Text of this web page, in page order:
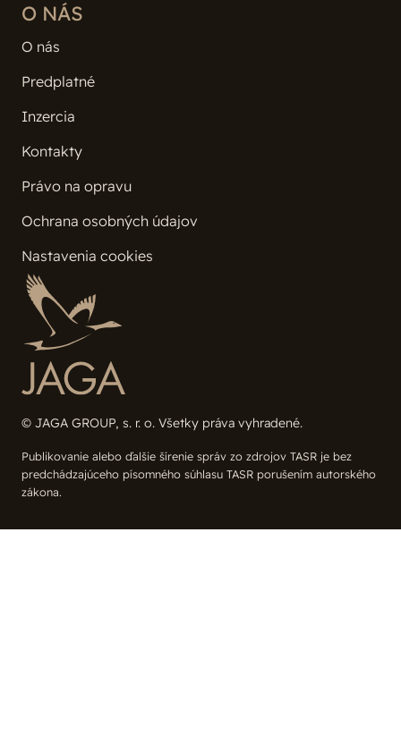
© JAGA GROUP, s. r. o. Všetky práva vyhradené.
Publikovanie alebo ďalšie šírenie správ zo zdrojov TASR je bez
predchádzajúceho písomného súhlasu TASR porušením autorského
zákona.
O NÁS
O nás
Predplatné
Inzercia
Kontakty
Právo na opravu
Ochrana osobných údajov
Nastavenia cookies